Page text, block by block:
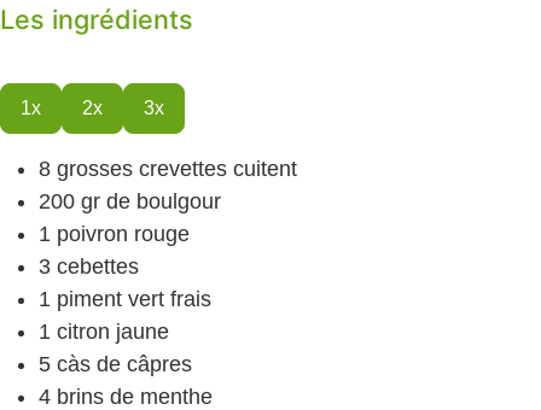
Les ingrédients
1x 2x 3x
8 grosses crevettes cuitent
200 gr de boulgour
1 poivron rouge
3 cebettes
1 piment vert frais
1 citron jaune
5 càs de câpres
4 brins de menthe